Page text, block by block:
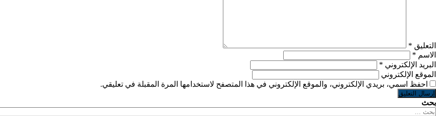
التعليق *
الاسم *
البريد الإلكتروني *
الموقع الإلكتروني
احفظ اسمي، بريدي الإلكتروني، والموقع الإلكتروني في هذا المتصفح لاستخدامها المرة المقبلة في تعليقي.
بحث
البحث